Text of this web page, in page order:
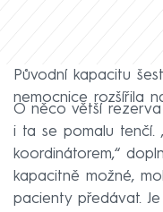
Původní kapacitu
nemocnice rozšířila
O něco větší
i ta se pomalu tenčí.
koordinátorem,“
kapacitně možné,
pacienty předávat.